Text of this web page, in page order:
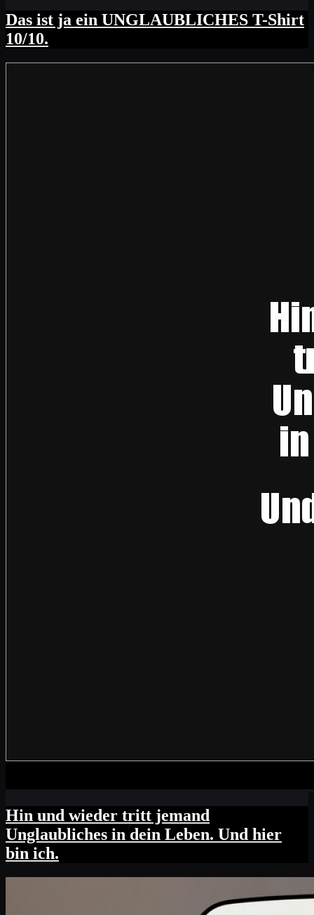
Das ist ja ein UNGLAUBLICHES T-Shirt
10/10.
Hin und wieder tritt jemand
Unglaubliches in dein Leben. Und hier
bin ich.